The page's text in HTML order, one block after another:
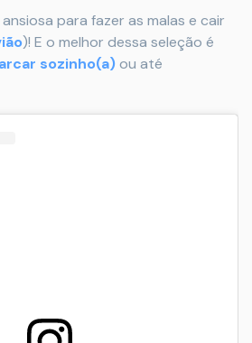
para fazer as malas e cair
)! E o melhor dessa seleção é
sozinho(a)ou até